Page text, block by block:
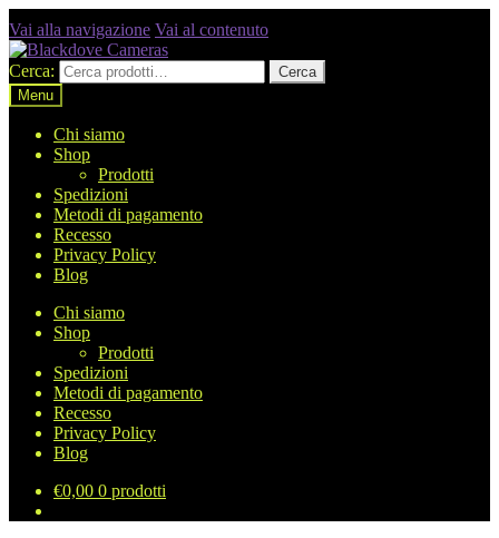
Vai alla navigazione Vai al contenuto
Cerca:
Cerca
Menu
Chi siamo
Shop
Prodotti
Spedizioni
Metodi di pagamento
Recesso
Privacy Policy
Blog
Chi siamo
Shop
Prodotti
Spedizioni
Metodi di pagamento
Recesso
Privacy Policy
Blog
€0,00 0 prodotti